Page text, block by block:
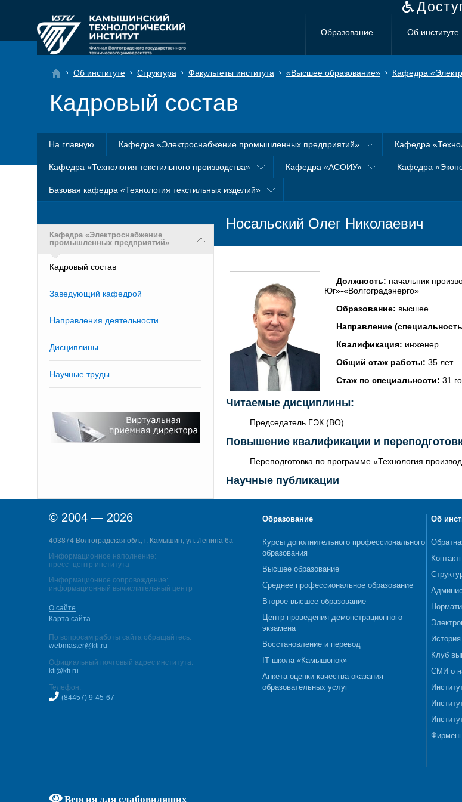
Образование Об институте
Об институте Структура Факультеты института «Высшее образование» Кафедра
Кадровый состав
На главную Кафедра «Электроснабжение промышленных предприятий» Кафедра
Кафедра «Технология текстильного производства» Кафедра «АСОИУ» Кафедра
Базовая кафедра «Технология текстильных изделий»
Кафедра «Электроснабжение
промышленных предприятий»
Кадровый состав
Заведующий кафедрой
Направления деятельности
Дисциплины
Научные труды
Носальский Олег Николаевич
Должность: начальник
Юг»-«Волгоградэнерго»
Образование: высшее
Направление
Квалификация: инженер
Общий стаж работы: 35 лет
Стаж по специальности: 31
Читаемые дисциплины:
Председатель ГЭК (ВО)
Повышение квалификации и
Переподготовка по программе «Технология
Научные публикации
© 2004 — 2026
403874 Волгоградская обл., г. Камышин, ул. Ленина 6а
Информационное наполнение:
пресс–центр института
Информационное сопровождение:
информационный вычислительный центр
О сайте
Карта сайта
По вопросам работы сайта обращайтесь:
webmaster@kti.ru
Официальный почтовый адрес института:
kti@kti.ru
Телефон:
(84457) 9-45-67
Версия для слабовидящих
Образование
Курсы дополнительного профессионального
образования
Высшее образование
Среднее профессиональное образование
Второе высшее образование
Центр проведения демонстрационного
экзамена
Восстановление и перевод
IT школа «Камышонок»
Анкета оценки качества оказания
образовательных услуг
Об
Клуб
СМИ о